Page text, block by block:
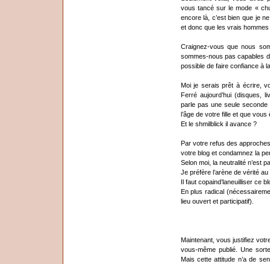
vous tancé sur le mode «
encore là, c’est bien que je
et donc que les vrais
Craignez-vous que nous
sommes-nous pas capables
possible de faire confiance à
Moi je serais prêt à écrire,
Ferré aujourd’hui (disques,
parle pas une seule seconde
l’âge de votre fille et que
Et le shmilblick il avance ?
Par votre refus des
votre blog et condamnez la
Selon moi, la neutralité n’est
Je préfère l’arène de vérité
Il faut copaind’laneuilliser ce
En plus radical
lieu ouvert et participatif).
Maintenant, vous justifiez
vous-même publié. Une
Mais cette attitude n’a de